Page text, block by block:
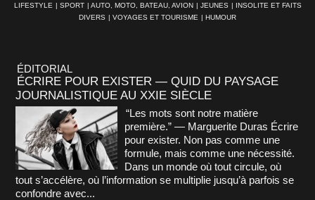
LIFESTYLE | SPORT | AUTO, MOTO, BATEAU, AVION | JEUNES | INSOLITE ET FAITS
DIVERS | VOYAGES ET TOURISME | HUMOUR
ÉDITORIAL
ÉCRIRE POUR EXISTER — QUID DU PAYSAGE
JOURNALISTIQUE AU XXIE SIÈCLE
“Les mots sont notre matière
première.” — Marguerite Duras Écrire
pour exister. Non pas comme une
formule, mais comme une nécessité.
Dans un monde où tout circule, où
tout s’accélère, où l’information se multiplie jusqu’à parfois se
confondre avec...